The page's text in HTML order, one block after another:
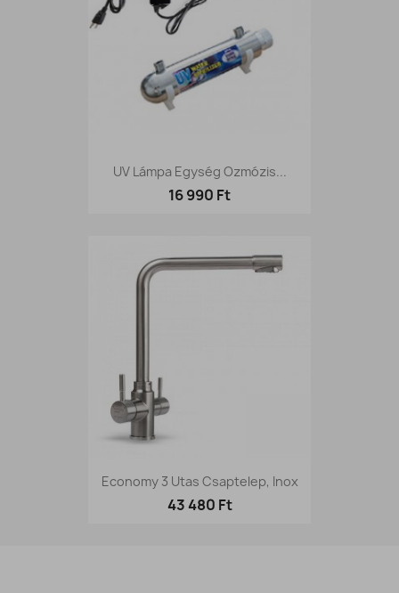
UV Lámpa Egység Ozmózis...
16 990 Ft
Economy 3 Utas Csaptelep, Inox
43 480 Ft